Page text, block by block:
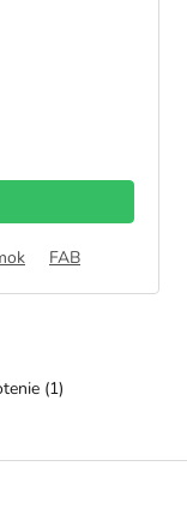
FAB
(1)